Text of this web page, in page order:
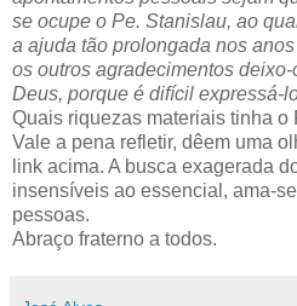
se ocupe o Pe. Stanislau, ao
a ajuda tão prolongada nos
os outros agradecimentos
Deus, porque é difícil expressá-
Quais riquezas materiais tinha o
Vale a pena refletir, dêem uma
link acima. A busca exagerada
insensíveis ao essencial, ama-
pessoas.
Abraço fraterno a todos.